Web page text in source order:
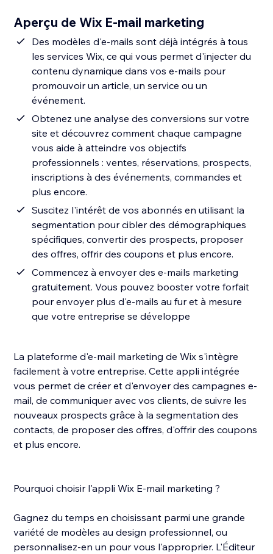
Aperçu de Wix E-mail marketing
Des modèles d'e-mails sont déjà intégrés à tous
les services Wix, ce qui vous permet d'injecter du
contenu dynamique dans vos e‑mails pour
promouvoir un article, un service ou un
événement.
Obtenez une analyse des conversions sur votre
site et découvrez comment chaque campagne
vous aide à atteindre vos objectifs
professionnels : ventes, réservations, prospects,
inscriptions à des événements, commandes et
plus encore.
Suscitez l'intérêt de vos abonnés en utilisant la
segmentation pour cibler des démographiques
spécifiques, convertir des prospects, proposer
des offres, offrir des coupons et plus encore.
Commencez à envoyer des e-mails marketing
gratuitement. Vous pouvez booster votre forfait
pour envoyer plus d'e-mails au fur et à mesure
que votre entreprise se développe
La plateforme d'e-mail marketing de Wix s'intègre
facilement à votre entreprise. Cette appli intégrée
vous permet de créer et d'envoyer des campagnes e-
mail, de communiquer avec vos clients, de suivre les
nouveaux prospects grâce à la segmentation des
contacts, de proposer des offres, d'offrir des coupons
et plus encore.
Pourquoi choisir l'appli Wix E-mail marketing ?
Gagnez du temps en choisissant parmi une grande
variété de modèles au design professionnel, ou
personnalisez-en un pour vous l'approprier. L'Éditeur